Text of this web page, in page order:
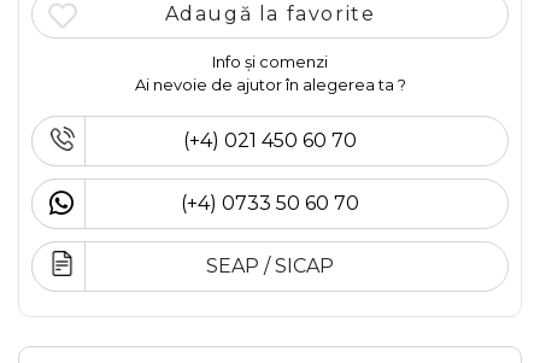
Adaugă la favorite
Info și comenzi
Ai nevoie de ajutor în alegerea ta ?
(+4) 021 450 60 70
(+4) 0733 50 60 70
SEAP / SICAP